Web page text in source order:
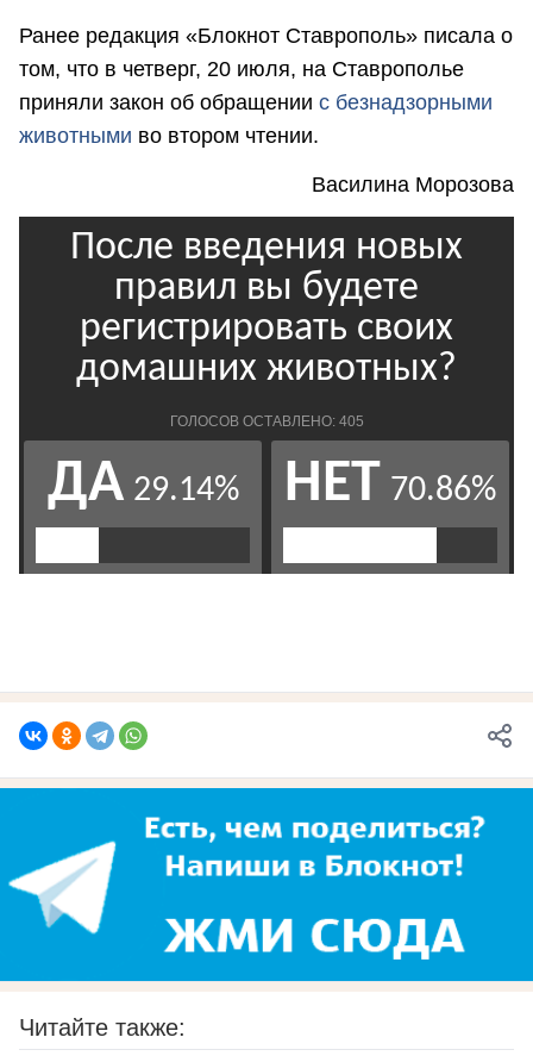
Ранее редакция «Блокнот Ставрополь» писала о
том, что в четверг, 20 июля, на Ставрополье
приняли закон об обращении с безнадзорными
животными во втором чтении.
Василина Морозова
Читайте также: